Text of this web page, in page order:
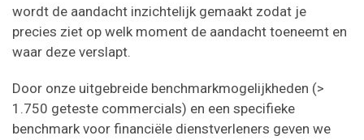
wordt de aandacht inzichtelijk gemaakt zodat je
precies ziet op welk moment de aandacht toeneemt en
waar deze verslapt.
Door onze uitgebreide benchmarkmogelijkheden (>
1.750 geteste commercials) en een specifieke
benchmark voor financiële dienstverleners geven we